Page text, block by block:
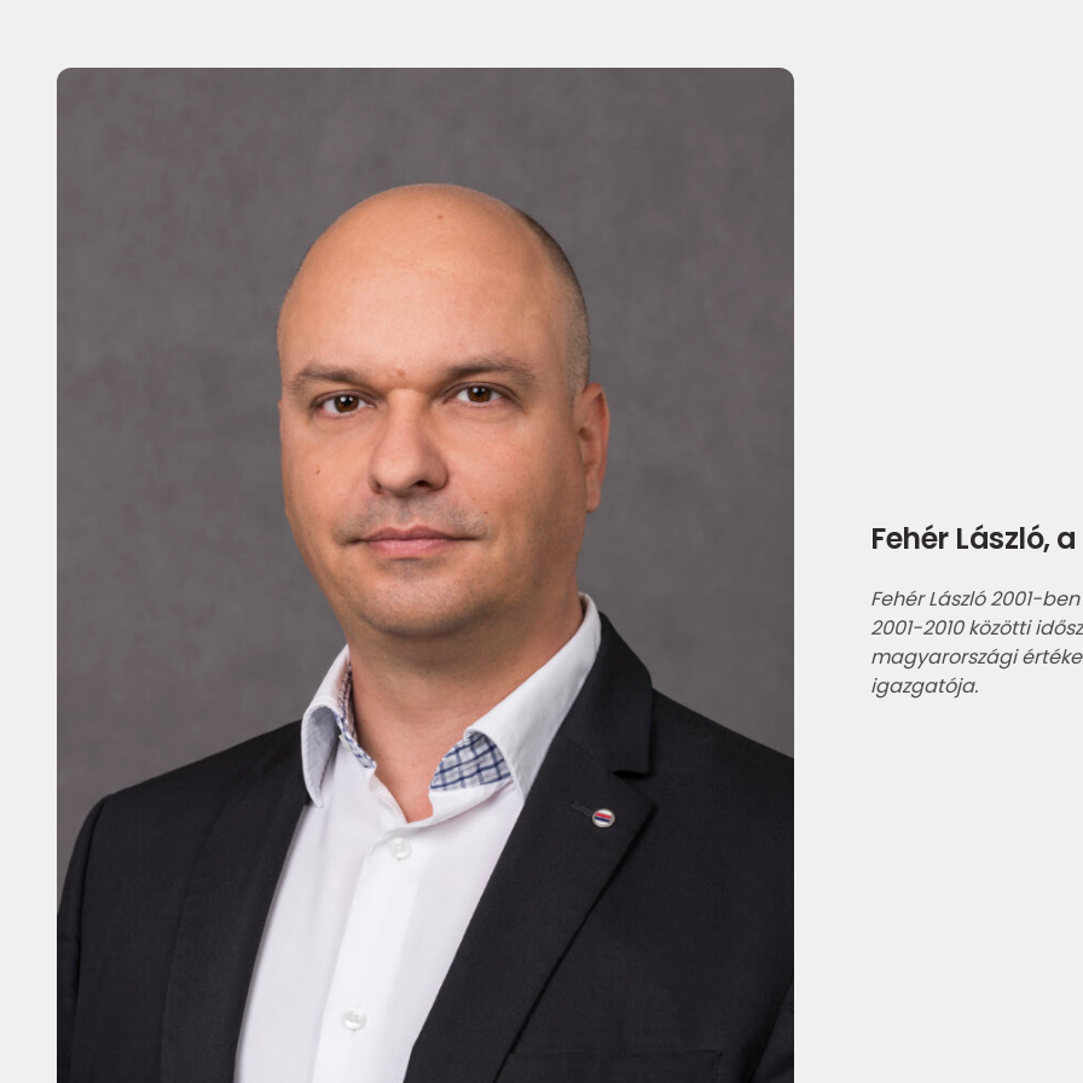
Fehér László,
Fehér László 2001-
2001-2010 közötti
magyarországi
igazgatója.